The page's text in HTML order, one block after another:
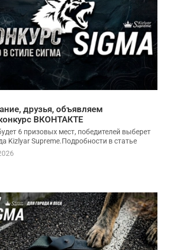
друзья, объявляем
ВКОНТАКТЕ
6 призовых мест, победителей выберет
Kizlyar Supreme.Подробности в статье